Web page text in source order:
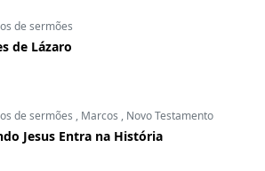
de sermões
de Lázaro
de sermões , Marcos , Novo Testamento
Jesus Entra na História